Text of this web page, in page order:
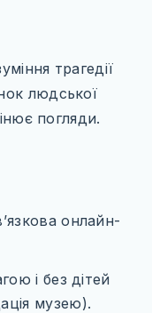
трагедії
людської
погляди.
онлайн-
і без дітей
музею).